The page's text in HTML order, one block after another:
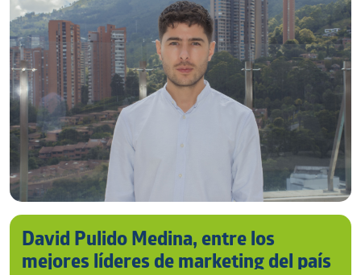
David Pulido Medina, entre los
mejores líderes de marketing del país